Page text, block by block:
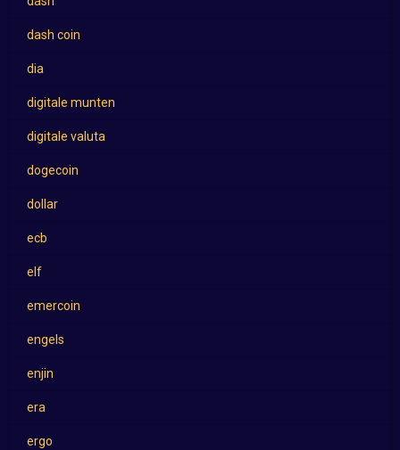
dash coin
dia
digitale munten
digitale valuta
dogecoin
dollar
ecb
elf
emercoin
engels
enjin
era
ergo